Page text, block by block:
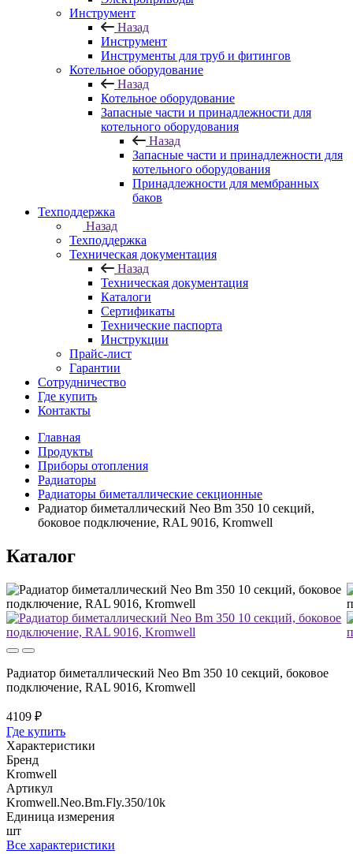
Инструмент
Назад
Инструмент
Инструменты для труб и фитингов
Котельное оборудование
Назад
Котельное оборудование
Запасные части и принадлежности для
котельного оборудования
Назад
Запасные части и принадлежности для
котельного оборудования
Принадлежности для мембранных
баков
Техподдержка
Назад
Техподдержка
Техническая документация
Назад
Техническая документация
Каталоги
Сертификаты
Технические паспорта
Инструкции
Прайс-лист
Гарантии
Сотрудничество
Где купить
Контакты
Главная
Продукты
Приборы отопления
Радиаторы
Радиаторы биметаллические секционные
Радиатор биметаллический Neo Bm 350 10 секций,
боковое подключение, RAL 9016, Kromwell
Каталог
Радиатор биметаллический Neo Bm 350 10 секций, боковое
подключение, RAL 9016, Kromwell
4109 ₽
Где купить
Характеристики
Бренд
Kromwell
Артикул
Kromwell.Neo.Bm.Fly.350/10k
Единица измерения
шт
Все характеристики